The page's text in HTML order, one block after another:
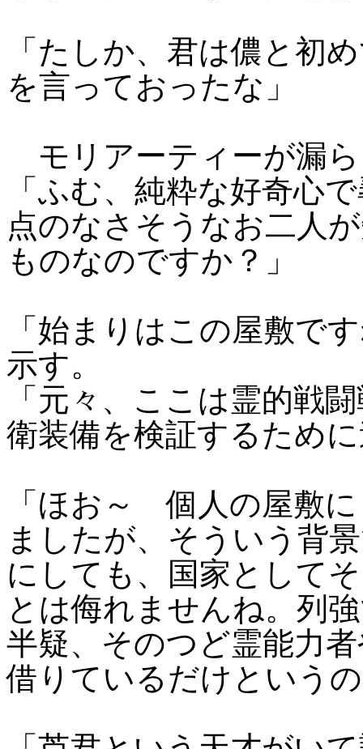
「たしか、君は儂と初
を言っておったな」
モリアーティーが漏
「ふむ、純粋な好奇心
点のなさそうなお二人
ものなのですか？」
「始まりはこの屋敷で
示す。
「元々、ここは霊的戦
衛装備を検証するため
「ほお～ 個人の屋敷
ましたが、そういう背
にしても、国家として
とは侮れませんね。列
半疑、そのつど霊能力
借りているだけという